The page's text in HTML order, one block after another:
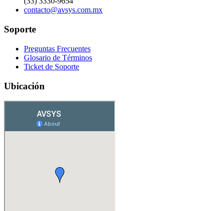
contacto@avsys.com.mx
Soporte
Preguntas Frecuentes
Glosario de Términos
Ticket de Soporte
Ubicación